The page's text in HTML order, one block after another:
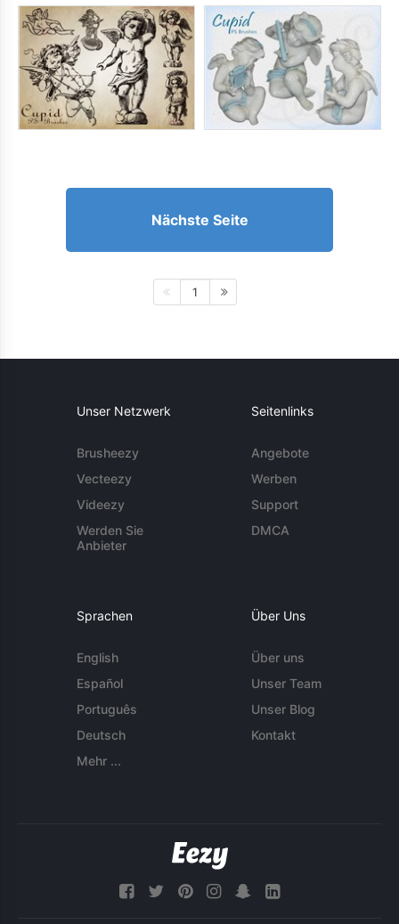
Nächste Seite
1
Unser Netzwerk
Brusheezy
Vecteezy
Videezy
Werden Sie
Anbieter
Seitenlinks
Angebote
Werben
Support
DMCA
Sprachen
English
Español
Português
Deutsch
Mehr ...
Über Uns
Über uns
Unser Team
Unser Blog
Kontakt